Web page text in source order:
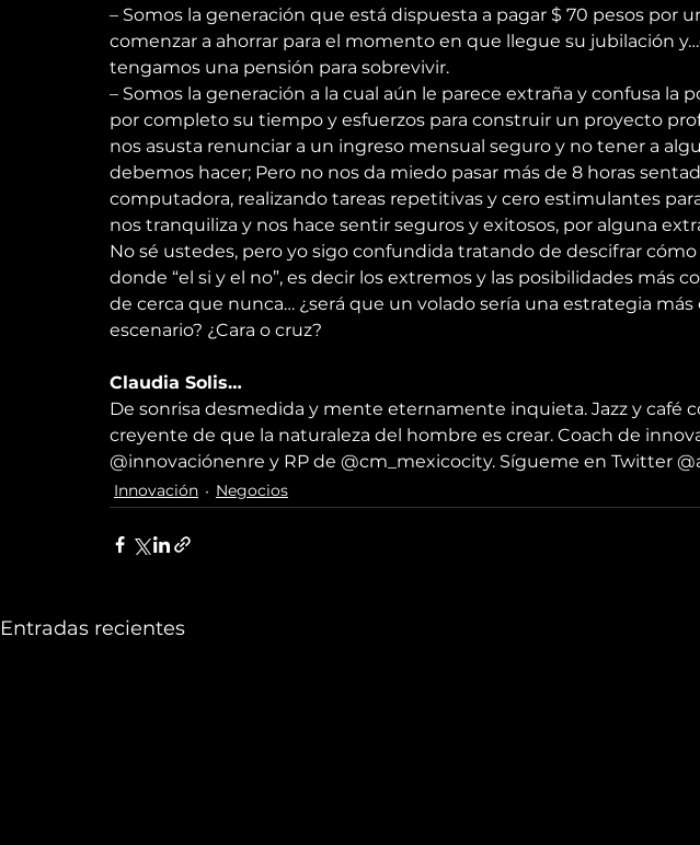
– Somos la generación que está dispuesta a pagar $ 70 pesos por
comenzar a ahorrar para el momento en que llegue su jubilación
tengamos una pensión para sobrevivir.
– Somos la generación a la cual aún le parece extraña y confusa la
por completo su tiempo y esfuerzos para construir un proyecto
nos asusta renunciar a un ingreso mensual seguro y no tener a
debemos hacer; Pero no nos da miedo pasar más de 8 horas
computadora, realizando tareas repetitivas y cero estimulantes
nos tranquiliza y nos hace sentir seguros y exitosos, por alguna
No sé ustedes, pero yo sigo confundida tratando de descifrar
donde “el si y el no”, es decir los extremos y las posibilidades más
de cerca que nunca… ¿será que un volado sería una estrategia
escenario? ¿Cara o cruz?
Claudia Solis…
De sonrisa desmedida y mente eternamente inquieta. Jazz y café
creyente de que la naturaleza del hombre es crear. Coach de
@innovaciónenre y RP de @cm_mexicocity. Sígueme en Twitter
Innovación Negocios
Entradas recientes